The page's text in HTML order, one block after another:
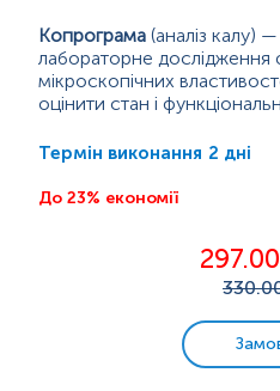
Аналіз калу на паразитарні та бактеріальні
інфекції
Аналіз калу на приховану кров,
кальпротектин
Дослідження сперми
Інфекційні
Урогенітальні інфекції
Копрограма (аналіз калу)
лабораторне дослідження
мікроскопічних
оцінити стан і
інструментом, який дає
запальні, інфекційні або
Фізичні
Термін виконання 2 дні
До 23% економії
330